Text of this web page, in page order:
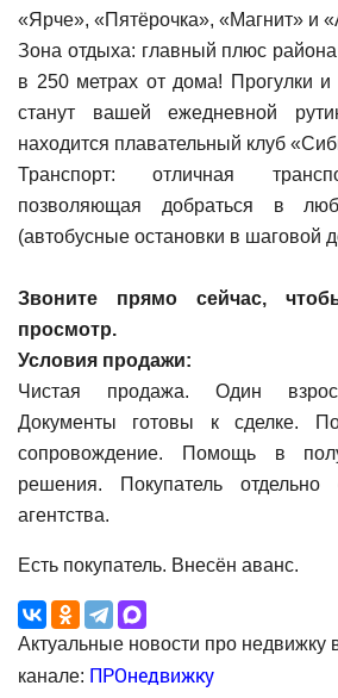
«Ярче», «Пятёрочка», «Магнит» и
Зона отдыха: главный плюс
в 250 метрах от дома! Прогулки и
станут вашей ежедневной
находится плавательный клуб
Транспорт: отличная
позволяющая добраться в
(автобусные остановки в шаговой
Звоните прямо сейчас,
просмотр.
Условия продажи:
Чистая продажа. Один
Документы готовы к сделке.
сопровождение. Помощь в
решения. Покупатель отдельно
агентства.
Есть покупатель. Внесён аванс.
Актуальные новости про недвижку
канале: ПРОнедвижку